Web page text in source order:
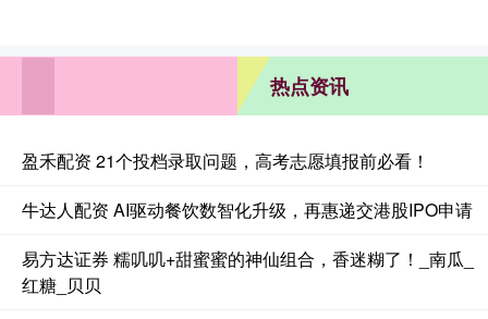
热点资讯
盈禾配资 21个投档录取问题，高考志愿填报前必看！
牛达人配资 AI驱动餐饮数智化升级，再惠递交港股IPO申请
易方达证券 糯叽叽+甜蜜蜜的神仙组合，香迷糊了！_南瓜_
红糖_贝贝